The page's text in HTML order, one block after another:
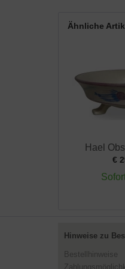
Ähnliche
Hael
€
Hinweise zu
Bestellhinweise